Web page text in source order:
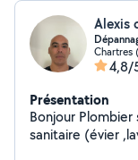
Alexis
Chartres
4,8/
Présentation
Bonjour Plombier sanitaire dépannage Débouchage
sanitaire (évier